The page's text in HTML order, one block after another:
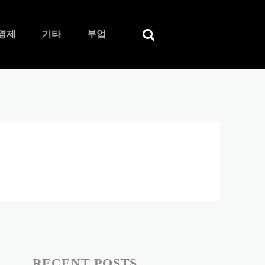
제 기타 부업